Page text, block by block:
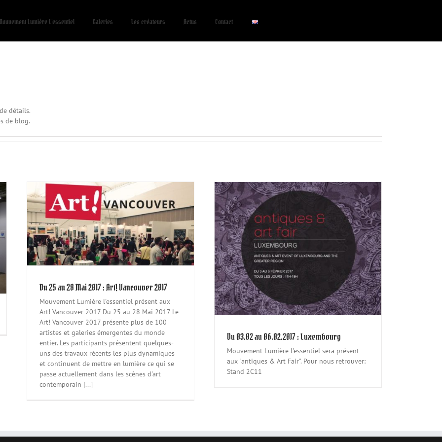
Lumière L’essentiel Galeries Les créateurs Actus Contact
détails.
de blog.
Du 25 au 28 Mai 2017 : Art! Vancouver 2017
Mouvement Lumière l'essentiel présent aux
Art! Vancouver 2017 Du 25 au 28 Mai 2017 Le
Art! Vancouver 2017 présente plus de 100
artistes et galeries émergentes du monde
entier. Les participants présentent quelques-
uns des travaux récents les plus dynamiques
et continuent de mettre en lumière ce qui se
passe actuellement dans les scènes d'art
contemporain [...]
Du 03.02 au 06.02.2017 :
Luxembourg
Du 03.02 au 06.02.2017 : Luxembourg
Mouvement Lumière l'essentiel sera présent
aux "antiques & Art Fair". Pour nous retrouver:
Stand 2C11